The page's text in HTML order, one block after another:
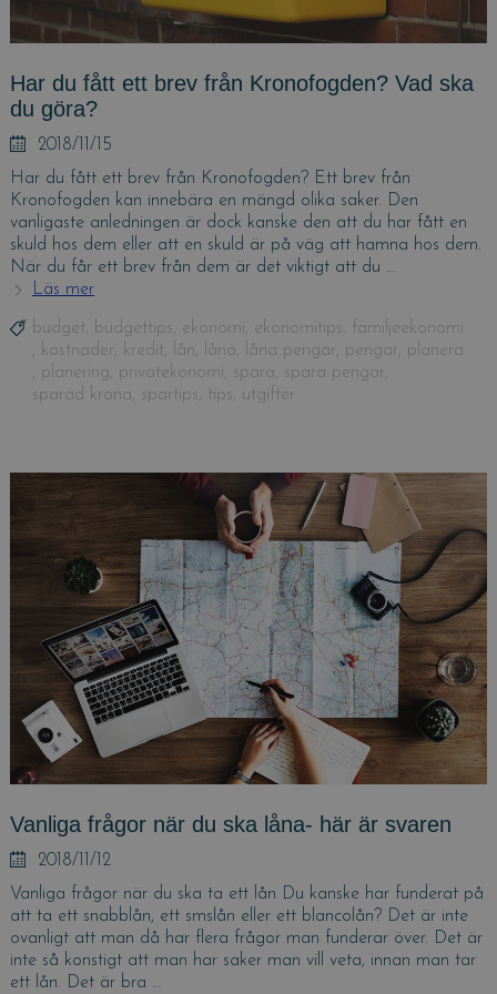
Har du fått ett brev från Kronofogden? Vad ska
du göra?
Posted
on
2018/11/15
Har du fått ett brev från Kronofogden? Ett brev från
Kronofogden kan innebära en mängd olika saker. Den
vanligaste anledningen är dock kanske den att du har fått en
skuld hos dem eller att en skuld är på väg att hamna hos dem.
När du får ett brev från dem är det viktigt att du …
Läs merHar
fått
ett
brev
från
göra?
Tags
budget, budgettips, ekonomi, ekonomitips, familjeekonomi
, kostnader , kredit, lån, låna, låna pengar , pengar , planera
, planering, privatekonomi, spara, spara pengar ,
sparad krona, spartips, tips, utgifter
Vanliga frågor när du ska låna- här är svaren
Posted
on
2018/11/12
Vanliga frågor när du ska ta ett lån Du kanske har funderat på
att ta ett snabblån, ett smslån eller ett blancolån? Det är inte
ovanligt att man då har flera frågor man funderar över. Det är
inte så konstigt att man har saker man vill veta, innan man tar
ett lån. Det är bra …